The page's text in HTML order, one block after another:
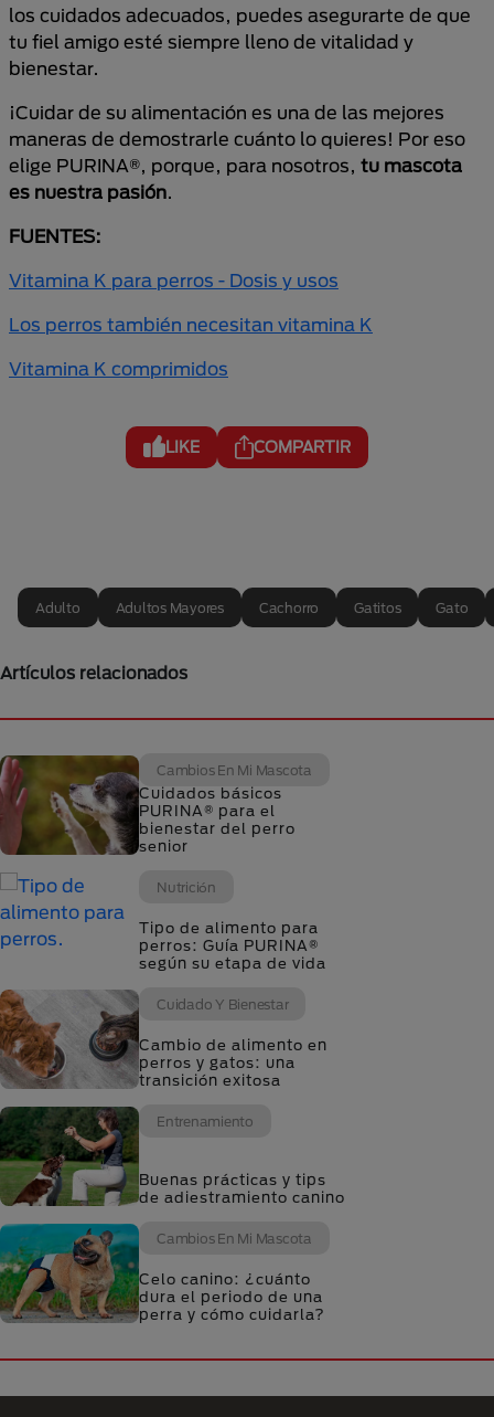
los cuidados adecuados, puedes asegurarte de que
tu fiel amigo esté siempre lleno de vitalidad y
bienestar.
¡Cuidar de su alimentación es una de las mejores
maneras de demostrarle cuánto lo quieres! Por eso
elige PURINA®, porque, para nosotros, tu mascota
es nuestra pasión.
FUENTES:
Vitamina K para perros - Dosis y usos
Los perros también necesitan vitamina K
Vitamina K comprimidos
LIKE COMPARTIR
Adulto Adultos Mayores Cachorro Gatitos Gato
Artículos relacionados
Cambios En Mi Mascota
Cuidados básicos
PURINA® para el
bienestar del perro
senior
Nutrición
Tipo de alimento para
perros: Guía PURINA®
según su etapa de vida
Cuidado Y Bienestar
Cambio de alimento en
perros y gatos: una
transición exitosa
Entrenamiento
Buenas prácticas y tips
de adiestramiento canino
Cambios En Mi Mascota
Celo canino: ¿cuánto
dura el periodo de una
perra y cómo cuidarla?